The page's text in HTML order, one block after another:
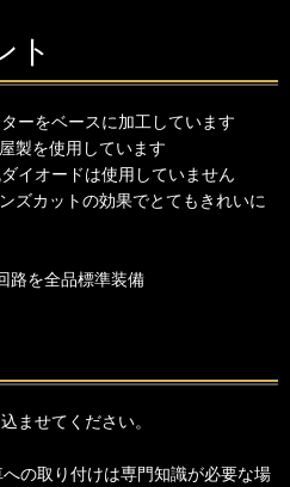
ト
ーをベースに加工しています
製を使用しています
イオードは使用していません
ズカットの効果でとてもきれいに
路を全品標準装備
ませてください。
の取り付けは専門知識が必要な場